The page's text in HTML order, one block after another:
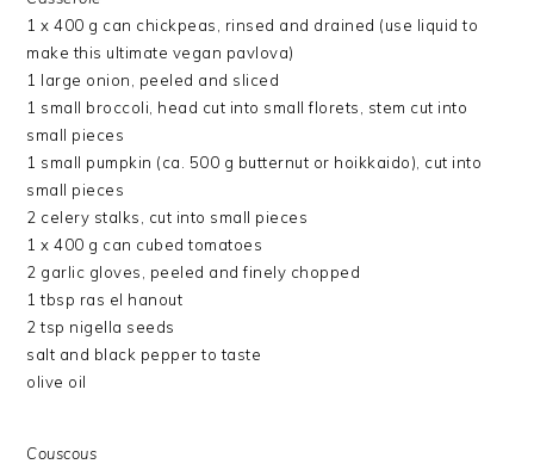
1 x 400 g can chickpeas, rinsed and drained (use liquid to
make this ultimate vegan pavlova)
1 large onion, peeled and sliced
1 small broccoli, head cut into small florets, stem cut into
small pieces
1 small pumpkin (ca. 500 g butternut or hoikkaido), cut into
small pieces
2 celery stalks, cut into small pieces
1 x 400 g can cubed tomatoes
2 garlic gloves, peeled and finely chopped
1 tbsp ras el hanout
2 tsp nigella seeds
salt and black pepper to taste
olive oil
Couscous